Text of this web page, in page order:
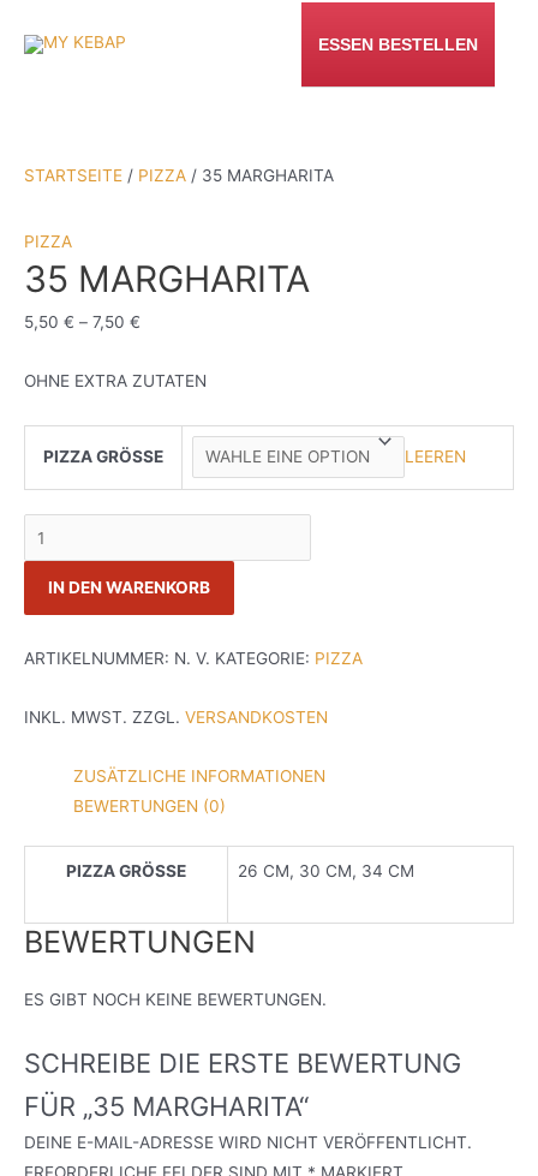
INHALT
ESSEN BESTELLEN
STARTSEITE / PIZZA / 35 MARGHARITA
PIZZA
35 MARGHARITA
5,50 € – 7,50 €
OHNE EXTRA ZUTATEN
PIZZA GRÖSSE LEEREN
35
MARGHARITA
MENGE
IN DEN WARENKORB
ARTIKELNUMMER: N. V. KATEGORIE: PIZZA
INKL. MWST. ZZGL. VERSANDKOSTEN
ZUSÄTZLICHE INFORMATIONEN
BEWERTUNGEN (0)
PIZZA GRÖSSE 26 CM, 30 CM, 34 CM
BEWERTUNGEN
ES GIBT NOCH KEINE BEWERTUNGEN.
SCHREIBE DIE ERSTE BEWERTUNG
FÜR „35 MARGHARITA“
DEINE E-MAIL-ADRESSE WIRD NICHT VERÖFFENTLICHT.